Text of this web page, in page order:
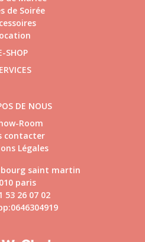
de Soirée
SHOP
DE NOUS
Room
contacter
Légales
saint martin
paris
53 26 07 02